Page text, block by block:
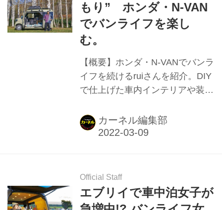
もり” ホンダ・N-VAN
でバンライフを楽し
む。
【概要】ホンダ・N-VANでバンラ
イフを続けるruiさんを紹介。DIY
で仕上げた車内インテリアや装
ーリーなどを取材。
カーネル編集部
Official Staff
エブリイで車中泊女子が